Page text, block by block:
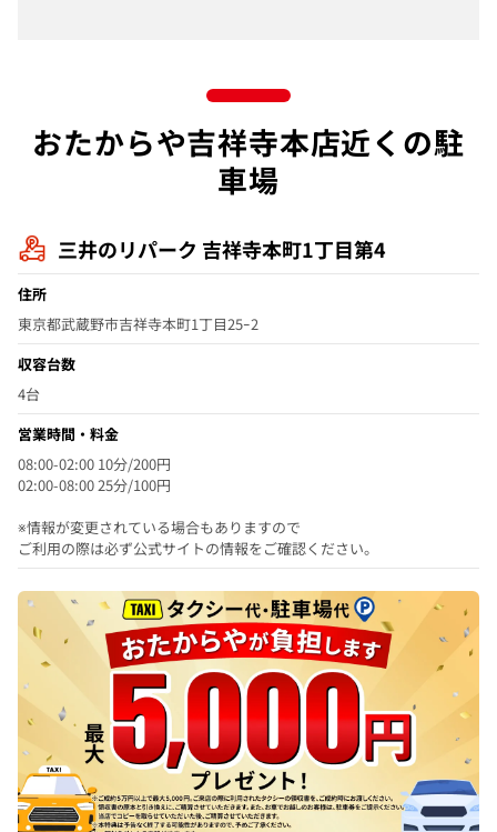
おたからや吉祥寺本店近くの駐
車場
三井のリパーク 吉祥寺本町1丁目第4
住所
東京都武蔵野市吉祥寺本町1丁目25ｰ2
収容台数
4台
営業時間・料金
08:00-02:00 10分/200円
02:00-08:00 25分/100円
※情報が変更されている場合もありますので
ご利用の際は必ず公式サイトの情報をご確認ください。